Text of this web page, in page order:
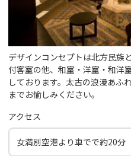
デザインコンセプトは北方民族
付客室の他、和室・洋室・和洋
しております。太古の浪漫あふ
までお愉しみください。
アクセス
女満別空港より車でで約20分